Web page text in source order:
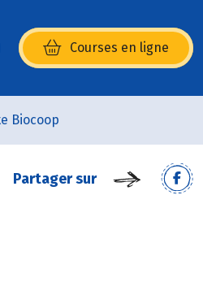
Courses en ligne
fenêtre)
Biocoop
Partager sur